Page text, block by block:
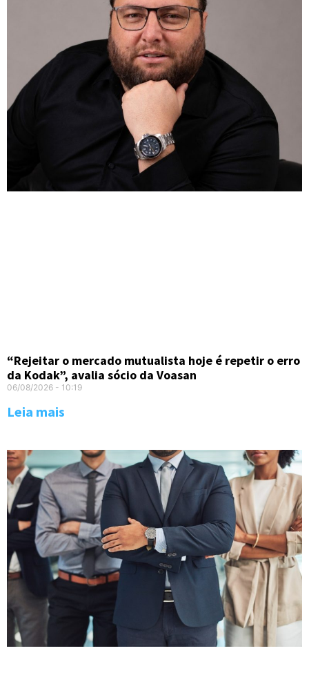
“Rejeitar o mercado mutualista hoje é repetir o erro
da Kodak”, avalia sócio da Voasan
06/08/2026 10:19
Leia mais